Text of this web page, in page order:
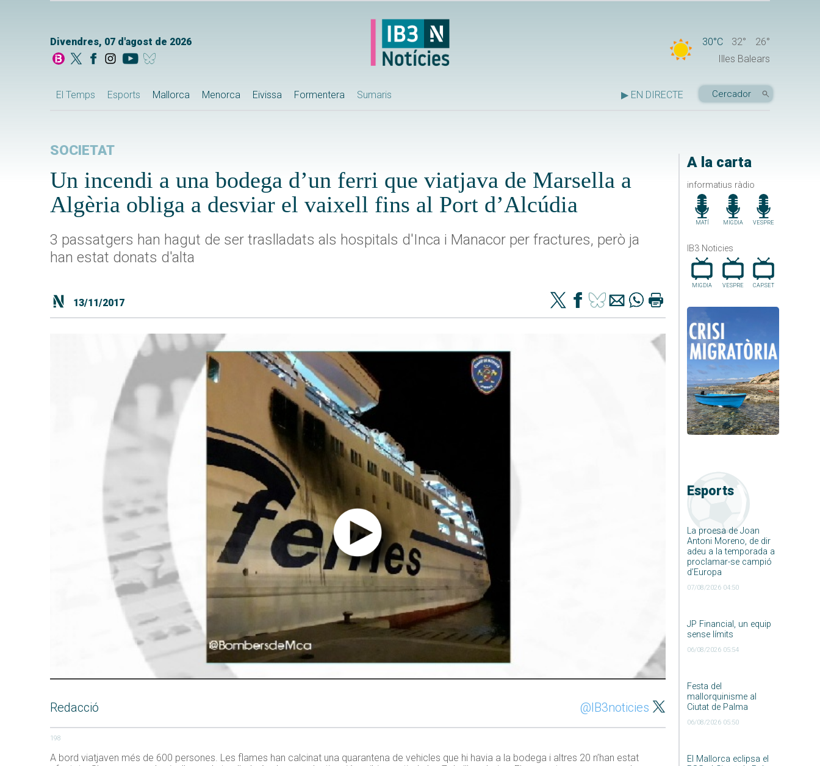
Divendres, 07 d'agost de 2026 30°C 32°
26°
Illes Balears
El Temps Esports Mallorca Menorca Eivissa Formentera Sumaris ▶ EN DIRECTE
A la carta
informatius ràdio
MATÍ MIGDIA VESPRE
IB3 Noticies
MIGDIA VESPRE CAP.SET
Esports
La proesa de Joan
Antoni Moreno, de dir
adeu a la temporada a
proclamar-se campió
d’Europa
07/08/2026 04:50
JP Financial, un equip
sense límits
06/08/2026 05:54
Festa del
mallorquinisme al
Ciutat de Palma
06/08/2026 05:50
El Mallorca eclipsa el
SOCIETAT
Un incendi a una bodega d’un ferri que viatjava de Marsella a
Algèria obliga a desviar el vaixell fins al Port d’Alcúdia
3 passatgers han hagut de ser traslladats als hospitals d'Inca i Manacor per fractures, però ja
han estat donats d'alta
13/11/2017
Redacció @IB3noticies
198
A bord viatjaven més de 600 persones. Les flames han calcinat una quarantena de vehicles que hi havia a la bodega i altres 20 n’han estat